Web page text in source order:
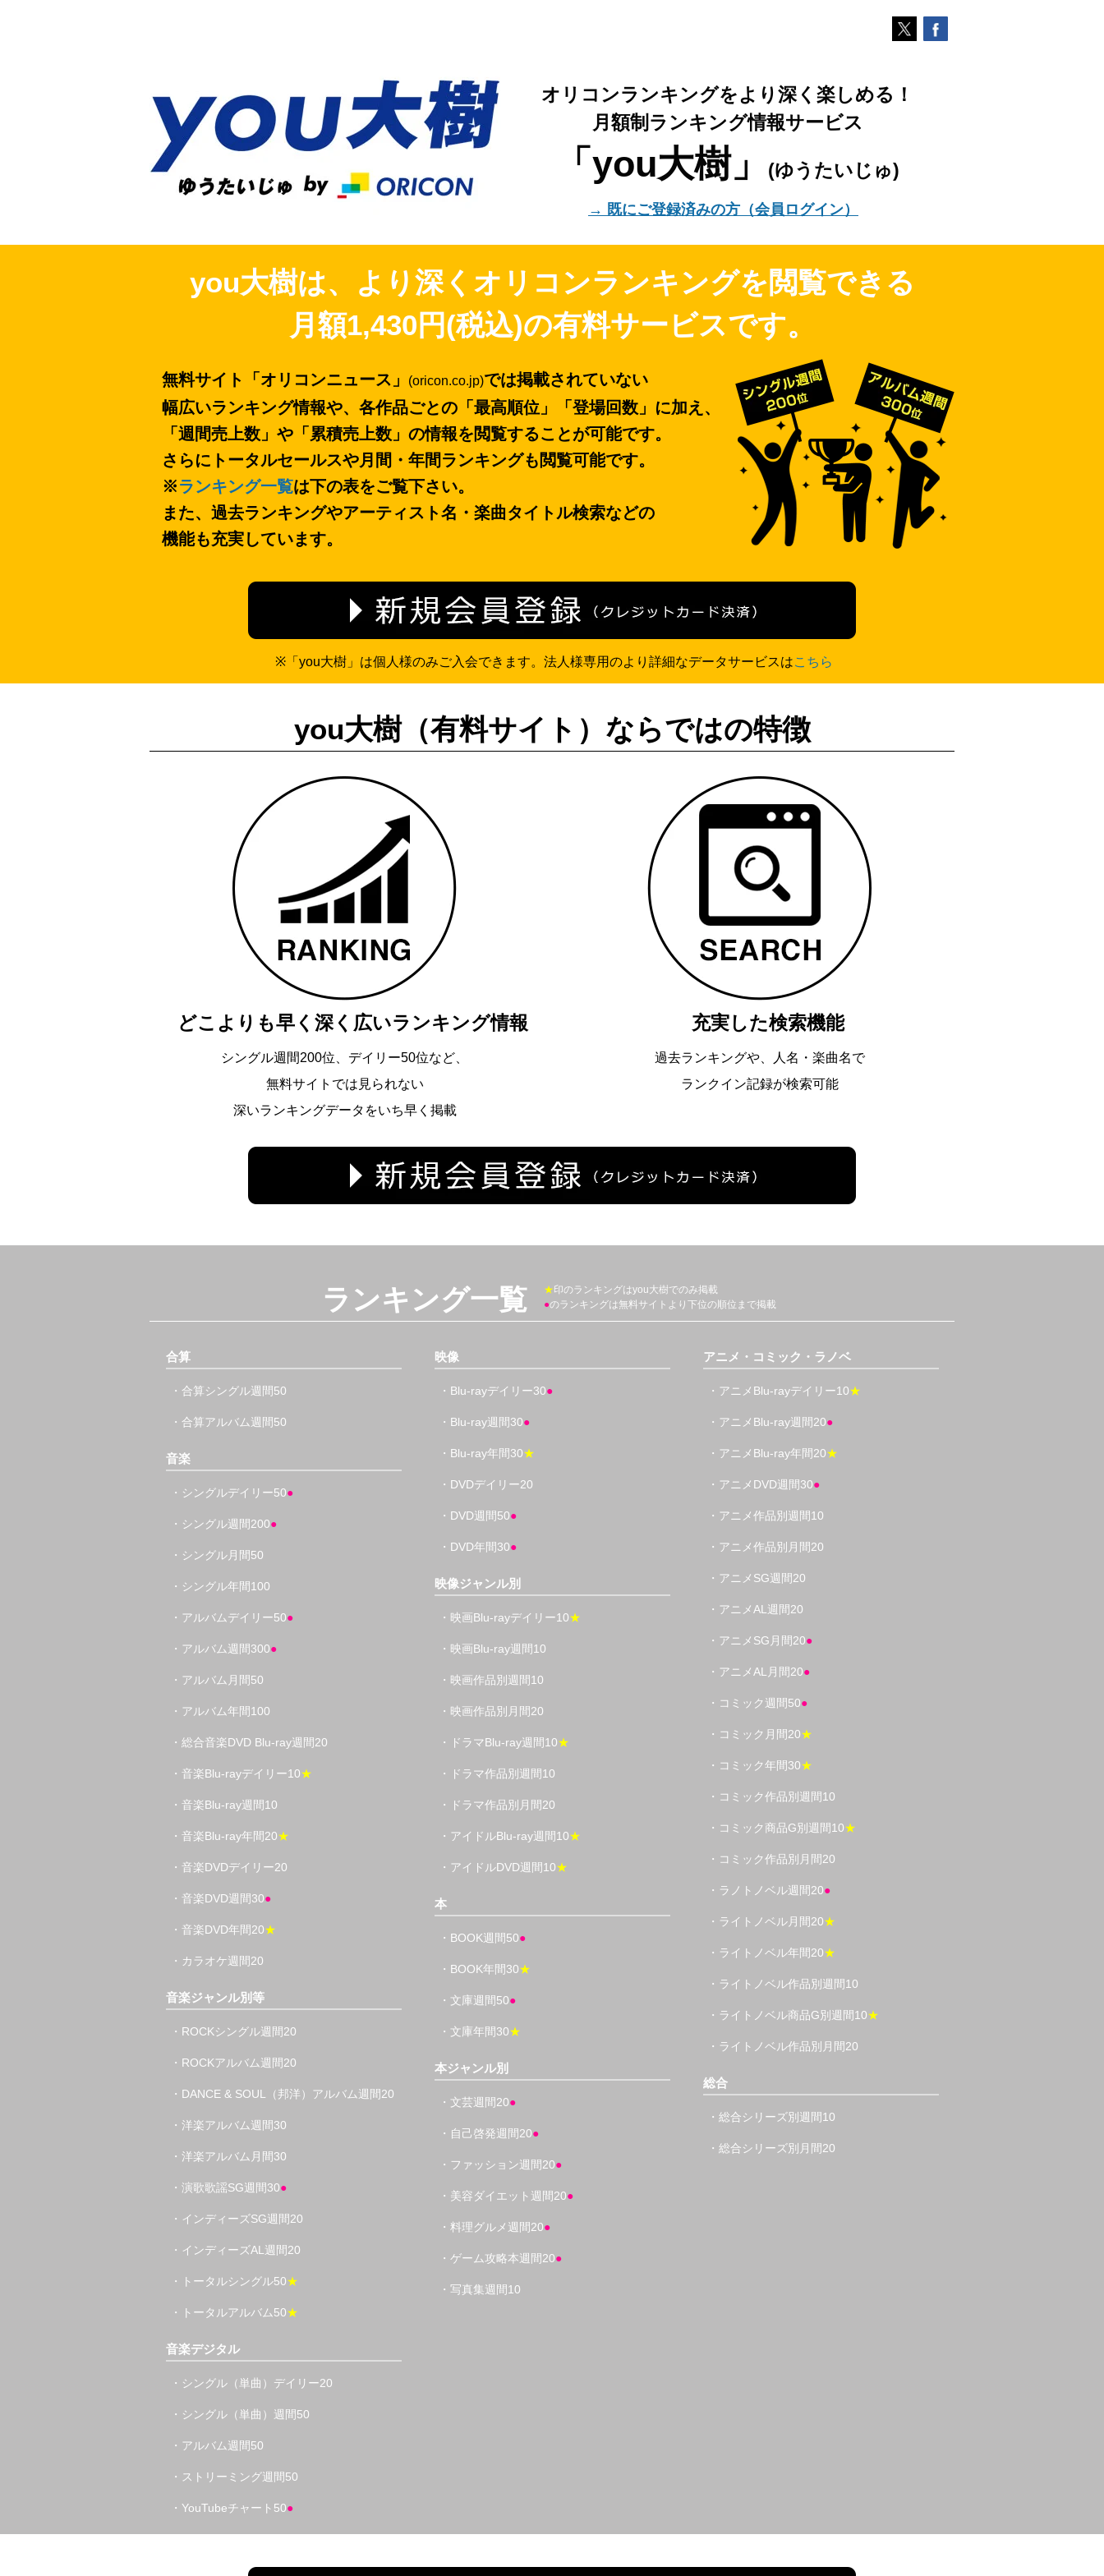
オリコンランキングをより深く楽しめる！
月額制ランキング情報サービス
「you大樹」 (ゆうたいじゅ)
→ 既にご登録済みの方（会員ログイン）
you大樹は、より深くオリコンランキングを閲覧できる
月額1,430円(税込)の有料サービスです。
無料サイト「オリコンニュース」 (oricon.co.jp)では掲載されていない
幅広いランキング情報や、各作品ごとの「最高順位」「登場回数」に加え、
「週間売上数」や「累積売上数」の情報を閲覧することが可能です。
さらにトータルセールスや月間・年間ランキングも閲覧可能です。
※ランキング一覧は下の表をご覧下さい。
また、過去ランキングやアーティスト名・楽曲タイトル検索などの
機能も充実しています。
※「you大樹」は個人様のみご入会できます。法人様専用のより詳細なデータサービスはこちら
you大樹（有料サイト）ならではの特徴
どこよりも早く深く広いランキング情報
シングル週間200位、デイリー50位など、
無料サイトでは見られない
深いランキングデータをいち早く掲載
充実した検索機能
過去ランキングや、人名・楽曲名で
ランクイン記録が検索可能
ランキング一覧 ★印のランキングはyou大樹でのみ掲載
●のランキングは無料サイトより下位の順位まで掲載
合算
・合算シングル週間50
・合算アルバム週間50
音楽
・シングルデイリー50●
・シングル週間200●
・シングル月間50
・シングル年間100
・アルバムデイリー50●
・アルバム週間300●
・アルバム月間50
・アルバム年間100
・総合音楽DVD Blu-ray週間20
・音楽Blu-rayデイリー10★
・音楽Blu-ray週間10
・音楽Blu-ray年間20★
・音楽DVDデイリー20
・音楽DVD週間30●
・音楽DVD年間20★
・カラオケ週間20
音楽ジャンル別等
・ROCKシングル週間20
・ROCKアルバム週間20
・DANCE & SOUL（邦洋）アルバム週間20
・洋楽アルバム週間30
・洋楽アルバム月間30
・演歌歌謡SG週間30●
・インディーズSG週間20
・インディーズAL週間20
・トータルシングル50★
・トータルアルバム50★
音楽デジタル
・シングル（単曲）デイリー20
・シングル（単曲）週間50
・アルバム週間50
・ストリーミング週間50
・YouTubeチャート50●
映像
・Blu-rayデイリー30●
・Blu-ray週間30●
・Blu-ray年間30★
・DVDデイリー20
・DVD週間50●
・DVD年間30●
映像ジャンル別
・映画Blu-rayデイリー10★
・映画Blu-ray週間10
・映画作品別週間10
・映画作品別月間20
・ドラマBlu-ray週間10★
・ドラマ作品別週間10
・ドラマ作品別月間20
・アイドルBlu-ray週間10★
・アイドルDVD週間10★
本
・BOOK週間50●
・BOOK年間30★
・文庫週間50●
・文庫年間30★
本ジャンル別
・文芸週間20●
・自己啓発週間20●
・ファッション週間20●
・美容ダイエット週間20●
・料理グルメ週間20●
・ゲーム攻略本週間20●
・写真集週間10
アニメ・コミック・ラノベ
・アニメBlu-rayデイリー10★
・アニメBlu-ray週間20●
・アニメBlu-ray年間20★
・アニメDVD週間30●
・アニメ作品別週間10
・アニメ作品別月間20
・アニメSG週間20
・アニメAL週間20
・アニメSG月間20●
・アニメAL月間20●
・コミック週間50●
・コミック月間20★
・コミック年間30★
・コミック作品別週間10
・コミック商品G別週間10★
・コミック作品別月間20
・ラノトノベル週間20●
・ライトノベル月間20★
・ライトノベル年間20★
・ライトノベル作品別週間10
・ライトノベル商品G別週間10★
・ライトノベル作品別月間20
総合
・総合シリーズ別週間10
・総合シリーズ別月間20